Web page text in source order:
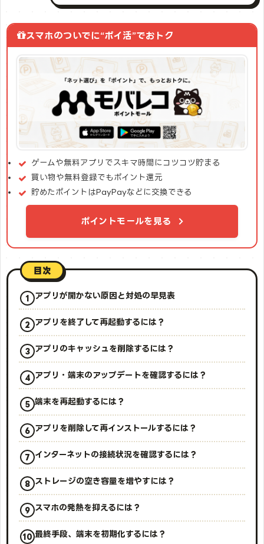
スマホのついでに“ポイ活”でおトク
ゲームや無料アプリでスキマ時間にコツコツ貯まる
買い物や無料登録でもポイント還元
貯めたポイントはPayPayなどに交換できる
ポイントモールを見る
目次
アプリが開かない原因と対処の早見表
アプリを終了して再起動するには？
アプリのキャッシュを削除するには？
アプリ・端末のアップデートを確認するには？
端末を再起動するには？
アプリを削除して再インストールするには？
インターネットの接続状況を確認するには？
ストレージの空き容量を増やすには？
スマホの発熱を抑えるには？
最終手段、端末を初期化するには？